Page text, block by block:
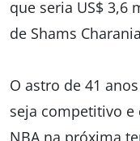
que seria US$ 3,6
de Shams
O astro de 41
seja competitivo